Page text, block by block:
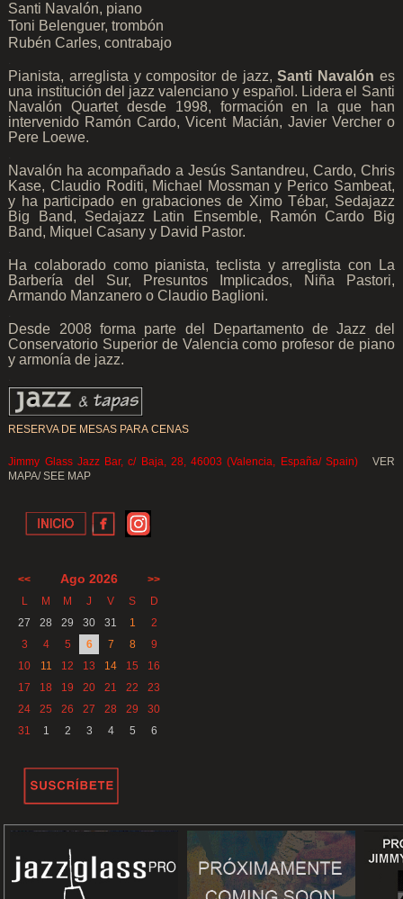
Santi Navalón, piano
Toni Belenguer, trombón
Rubén Carles, contrabajo
Pianista, arreglista y compositor de jazz,Santi Navalón es
una institución del jazz valenciano y español. Lidera el Santi
Navalón Quartet desde 1998, formación en la que han
intervenido Ramón Cardo, Vicent Macián, Javier Vercher o
Pere Loewe.
Navalón ha acompañado a Jesús Santandreu, Cardo, Chris
Kase, Claudio Roditi, Michael Mossman y Perico Sambeat,
y ha participado en grabaciones de Ximo Tébar, Sedajazz
Big Band, Sedajazz Latin Ensemble, Ramón Cardo Big
Band, Miquel Casany y David Pastor.
Ha colaborado como pianista, teclista y arreglista con La
Barbería del Sur, Presuntos Implicados, Niña Pastori,
Armando Manzanero o Claudio Baglioni.
Desde 2008 forma parte del Departamento de Jazz del
Conservatorio Superior de Valencia como profesor de piano
y armonía de jazz.
RESERVA DE MESAS PARA CENAS
Jimmy Glass Jazz Bar, c/ Baja, 28, 46003 (Valencia, España/ Spain)
VER
MAPA/ SEE MAP
<< Ago 2026
>>
L
M M J V S
D
27
28 29 30 31 1
2
3
4 5 6 7 8
9
10
11 12 13 14 15
16
17
18 19 20 21 22
23
24
25 26 27 28 29
30
31
1 2 3 4 5 6